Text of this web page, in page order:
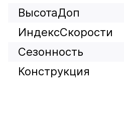
ВысотаДоп
ИндексСкорости
Сезонность
Конструкция